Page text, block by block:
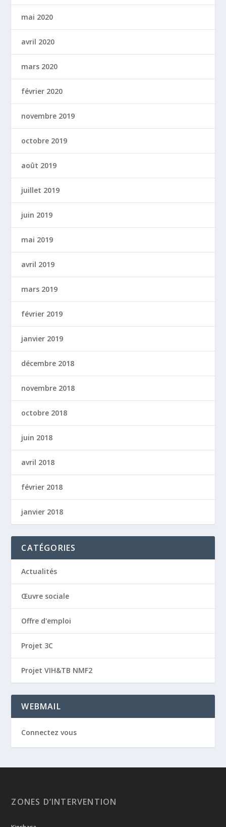
mai 2020
avril 2020
mars 2020
février 2020
novembre 2019
octobre 2019
août 2019
juillet 2019
juin 2019
mai 2019
avril 2019
mars 2019
février 2019
janvier 2019
décembre 2018
novembre 2018
octobre 2018
juin 2018
avril 2018
février 2018
janvier 2018
CATÉGORIES
Actualités
Œuvre sociale
Offre d'emploi
Projet 3C
Projet VIH&TB NMF2
WEBMAIL
Connectez vous
ZONES D’INTERVENTION